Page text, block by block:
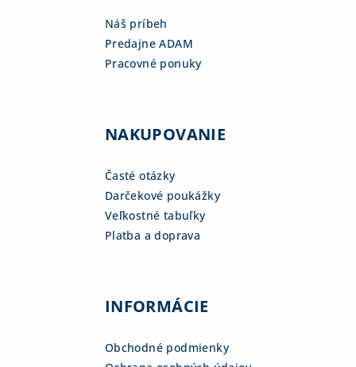
Náš príbeh
Predajne ADAM
Pracovné ponuky
NAKUPOVANIE
Časté otázky
Darčekové poukážky
Veľkostné tabuľky
Platba a doprava
INFORMÁCIE
Obchodné podmienky